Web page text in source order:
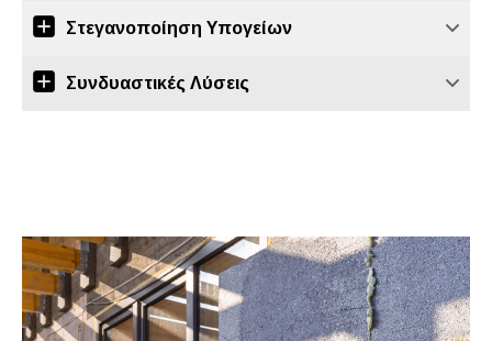
Στεγανοποίηση Υπογείων
Συνδυαστικές Λύσεις